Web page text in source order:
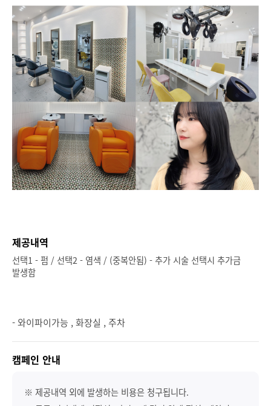
제공내역
선택1 - 펌 / 선택2 - 염색 / (중복안됨) - 추가 시술 선택시 추가금
발생함
- 와이파이가능 , 화장실 , 주차
캠페인 안내
※ 제공내역 외에 발생하는 비용은 청구됩니다.